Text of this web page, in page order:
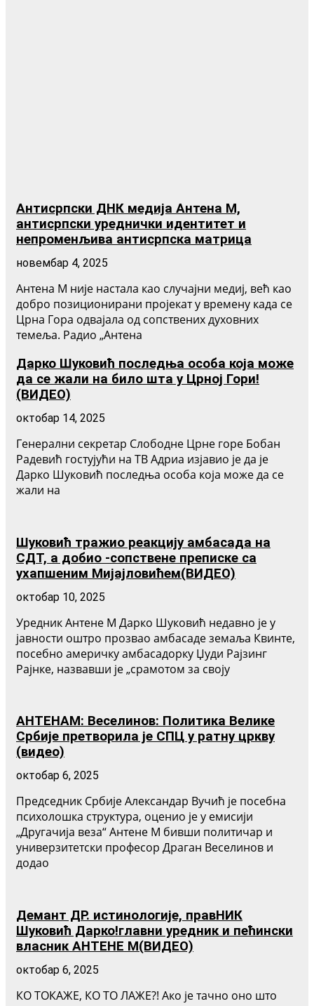
Антисрпски ДНК медија Антена М,
антисрпски уреднички идентитет и
непроменљива антисрпска матрица
новембар 4, 2025
Антена М није настала као случајни медиј, већ као
добро позиционирани пројекат у времену када се
Црна Гора одвајала од сопствених духовних
темеља. Радио „Антена
Дарко Шуковић последња особа која може
да се жали на било шта у Црној Гори!
(ВИДЕО)
октобар 14, 2025
Генерални секретар Слободне Црне горе Бобан
Радевић гостујући на ТВ Адриа изјавио је да је
Дарко Шуковић последња особа која може да се
жали на
Шуковић тражио реакцију амбасада на
СДТ, а добио -сопствене преписке са
ухапшеним Мијајловићем(ВИДЕО)
октобар 10, 2025
Уредник Антене М Дарко Шуковић недавно је у
јавности оштро прозвао амбасаде земаља Квинте,
посебно америчку амбасадорку Џуди Рајзинг
Рајнке, назвавши је „срамотом за своју
АНТЕНАМ: Веселинов: Политика Велике
Србије претворила је СПЦ у ратну цркву
(видео)
октобар 6, 2025
Председник Србије Александар Вучић је посебна
психолошка структура, оценио је у емисији
„Другачија веза“ Антене М бивши политичар и
универзитетски професор Драган Веселинов и
додао
Демант ДР. истинологије, правНИК
Шуковић Дарко!главни уредник и пећински
власник АНТЕНЕ М(ВИДЕО)
октобар 6, 2025
КО ТОКАЖЕ, КО ТО ЛАЖЕ?! Ако је тачно оно што